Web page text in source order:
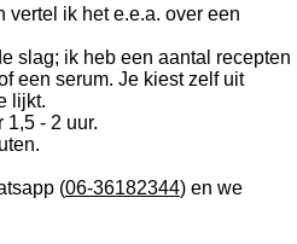
ik het e.e.a. over een
slag; ik heb een aantal recepten
een serum. Je kiest zelf uit
lijkt.
1,5 - 2 uur.
(06-36182344) en we